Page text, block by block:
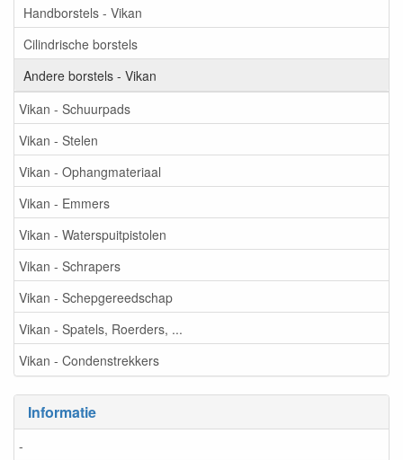
Handborstels - Vikan
Cilindrische borstels
Andere borstels - Vikan
Vikan - Schuurpads
Vikan - Stelen
Vikan - Ophangmateriaal
Vikan - Emmers
Vikan - Waterspuitpistolen
Vikan - Schrapers
Vikan - Schepgereedschap
Vikan - Spatels, Roerders, ...
Vikan - Condenstrekkers
Informatie
-